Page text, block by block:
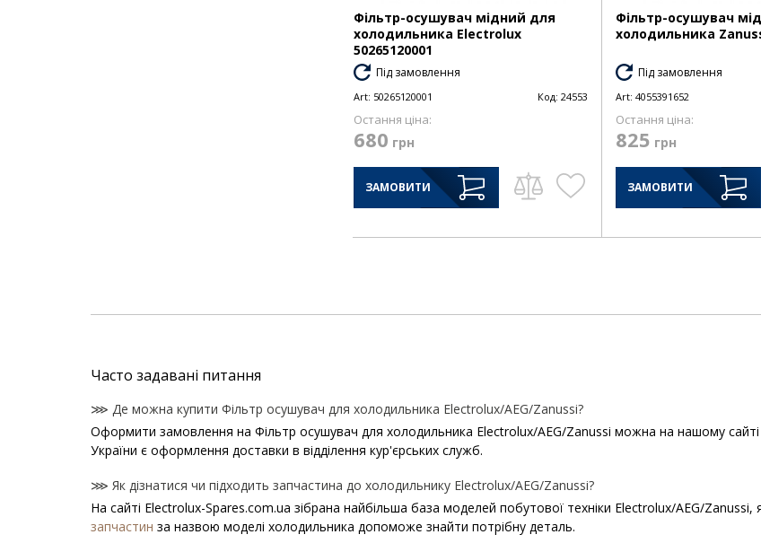
Фільтр-осушувач мідний для
холодильника Electrolux
50265120001
Під замовлення
Art: 50265120001 Код: 24553
Остання ціна:
680 грн
ЗАМОВИТИ
Фільтр-осушувач
холодильника
Під замовлення
Art: 4055391652
Остання ціна:
825 грн
ЗАМОВИТИ
Часто задавані питання
⋙ Де можна купити Фільтр осушувач для холодильника Electrolux/AEG/Zanussi?
Оформити замовлення на Фільтр осушувач для холодильника Electrolux/AEG/Zanussi можна на нашому сайті і
України є оформлення доставки в відділення кур'єрських служб.
⋙ Як дізнатися чи підходить запчастина до холодильнику Electrolux/AEG/Zanussi?
На сайті Electrolux-Spares.com.ua зібрана найбільша база моделей побутової техніки Electrolux/AEG/
запчастин за назвою моделі холодильника допоможе знайти потрібну деталь.